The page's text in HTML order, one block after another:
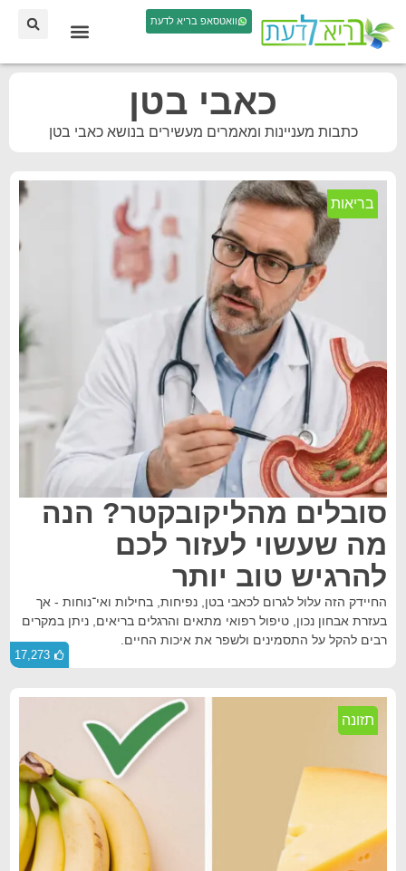
וואטסאפ בריא לדעת
כאבי בטן
כתבות מעניינות ומאמרים מעשירים בנושא כאבי בטן
בריאות
סובלים מהליקובקטר? הנה
מה שעשוי לעזור לכם
להרגיש טוב יותר
החיידק הזה עלול לגרום לכאבי בטן, נפיחות, בחילות ואי־נוחות - אך
בעזרת אבחון נכון, טיפול רפואי מתאים והרגלים בריאים, ניתן במקרים
רבים להקל על התסמינים ולשפר את איכות החיים.
17,273
תזונה